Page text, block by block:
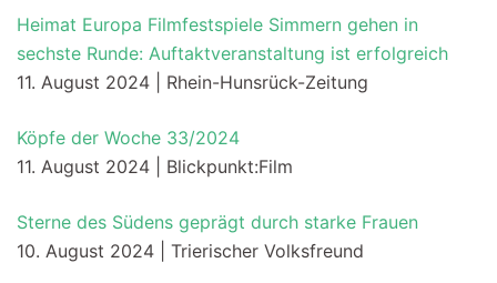
Heimat Europa Filmfestspiele Simmern gehen in
sechste Runde: Auftaktveranstaltung ist erfolgreich
11. August 2024 | Rhein-Hunsrück-Zeitung
Köpfe der Woche 33/2024
11. August 2024 | Blickpunkt:Film
Sterne des Südens geprägt durch starke Frauen
10. August 2024 | Trierischer Volksfreund